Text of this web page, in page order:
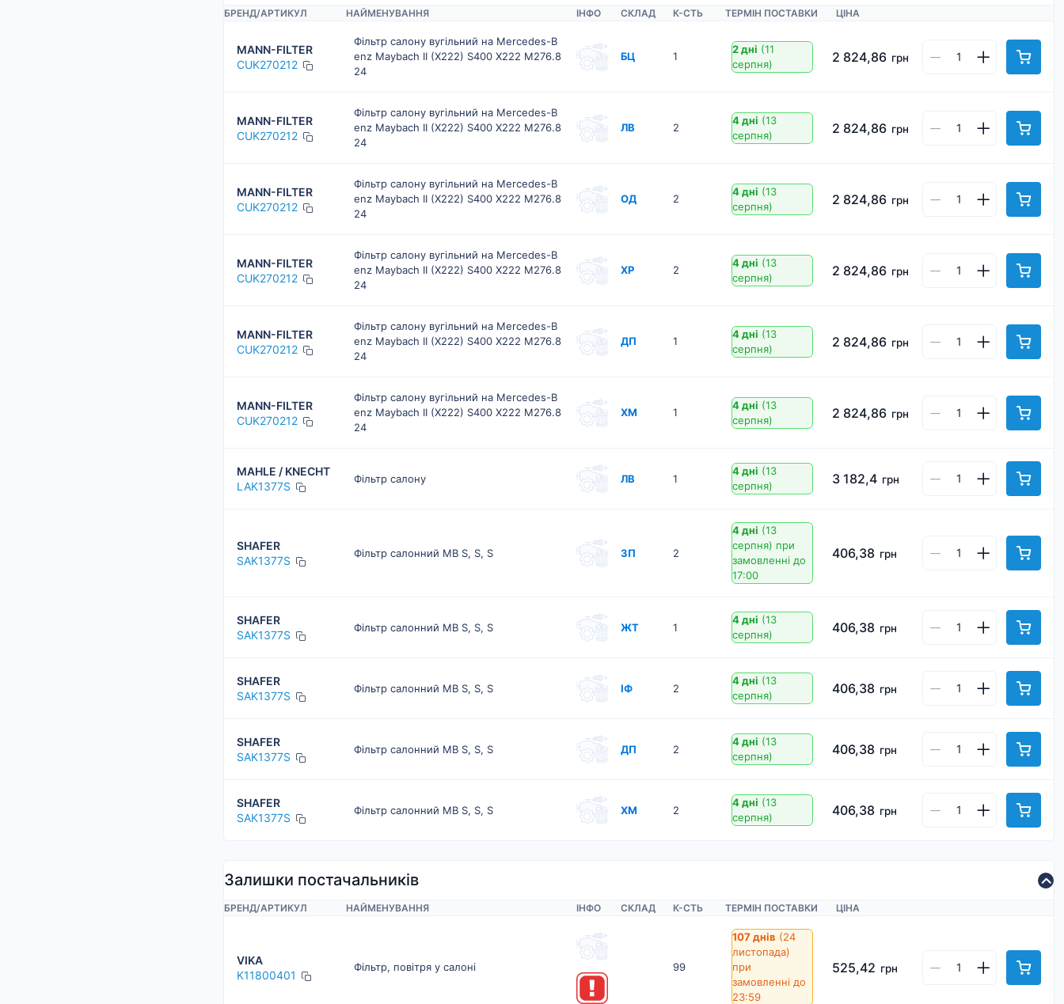
БРЕНД/АРТИКУЛ НАЙМЕНУВАННЯ ІНФО СКЛАД К-CТЬ ТЕРМІН ПОСТАВКИ ЦІНА
MANN-FILTER
CUK270212
Фільтр салону вугільний на Mercedes-B
enz Maybach II (X222) S400 X222 M276.8
24
БЦ 1
2 дні (11
серпня)
2 824,86 грн
MANN-FILTER
CUK270212
Фільтр салону вугільний на Mercedes-B
enz Maybach II (X222) S400 X222 M276.8
24
ЛВ 2
4 дні (13
серпня)
2 824,86 грн
MANN-FILTER
CUK270212
Фільтр салону вугільний на Mercedes-B
enz Maybach II (X222) S400 X222 M276.8
24
ОД 2
4 дні (13
серпня)
2 824,86 грн
MANN-FILTER
CUK270212
Фільтр салону вугільний на Mercedes-B
enz Maybach II (X222) S400 X222 M276.8
24
ХР 2
4 дні (13
серпня)
2 824,86 грн
MANN-FILTER
CUK270212
Фільтр салону вугільний на Mercedes-B
enz Maybach II (X222) S400 X222 M276.8
24
ДП 1
4 дні (13
серпня)
2 824,86 грн
MANN-FILTER
CUK270212
Фільтр салону вугільний на Mercedes-B
enz Maybach II (X222) S400 X222 M276.8
24
ХМ 1
4 дні (13
серпня)
2 824,86 грн
MAHLE / KNECHT
LAK1377S
Фільтр салону ЛВ 1
4 дні (13
серпня)
3 182,4 грн
SHAFER
SAK1377S
Фільтр салонний MB S, S, S ЗП 2
4 дні (13
серпня) при
замовленні до
17:00
406,38 грн
SHAFER
SAK1377S
Фільтр салонний MB S, S, S ЖТ 1
4 дні (13
серпня)
406,38 грн
SHAFER
SAK1377S
Фільтр салонний MB S, S, S ІФ 2
4 дні (13
серпня)
406,38 грн
SHAFER
SAK1377S
Фільтр салонний MB S, S, S ДП 2
4 дні (13
серпня)
406,38 грн
SHAFER
SAK1377S
Фільтр салонний MB S, S, S ХМ 2
4 дні (13
серпня)
406,38 грн
Залишки постачальників
БРЕНД/АРТИКУЛ НАЙМЕНУВАННЯ ІНФО СКЛАД К-CТЬ ТЕРМІН ПОСТАВКИ ЦІНА
VIKA
K11800401
Фільтр, повітря у салоні 99
107 днів (24
листопада)
при
замовленні до
23:59
525,42 грн